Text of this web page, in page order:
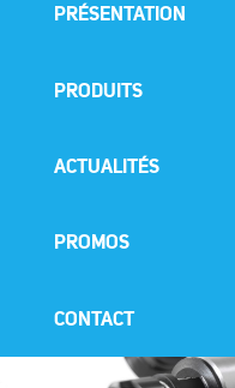
PRÉSENTATION
PRODUITS
ACTUALITÉS
PROMOS
CONTACT